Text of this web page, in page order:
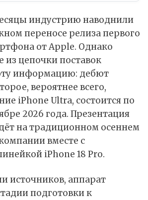
индустрию наводнили
переносе релиза первого
от Apple. Однако
из цепочки поставок
информацию: дебют
вероятнее всего,
iPhone Ultra, состоится по
2026 года. Презентация
на традиционном осеннем
вместе с
iPhone 18 Pro.
источников, аппарат
подготовки к